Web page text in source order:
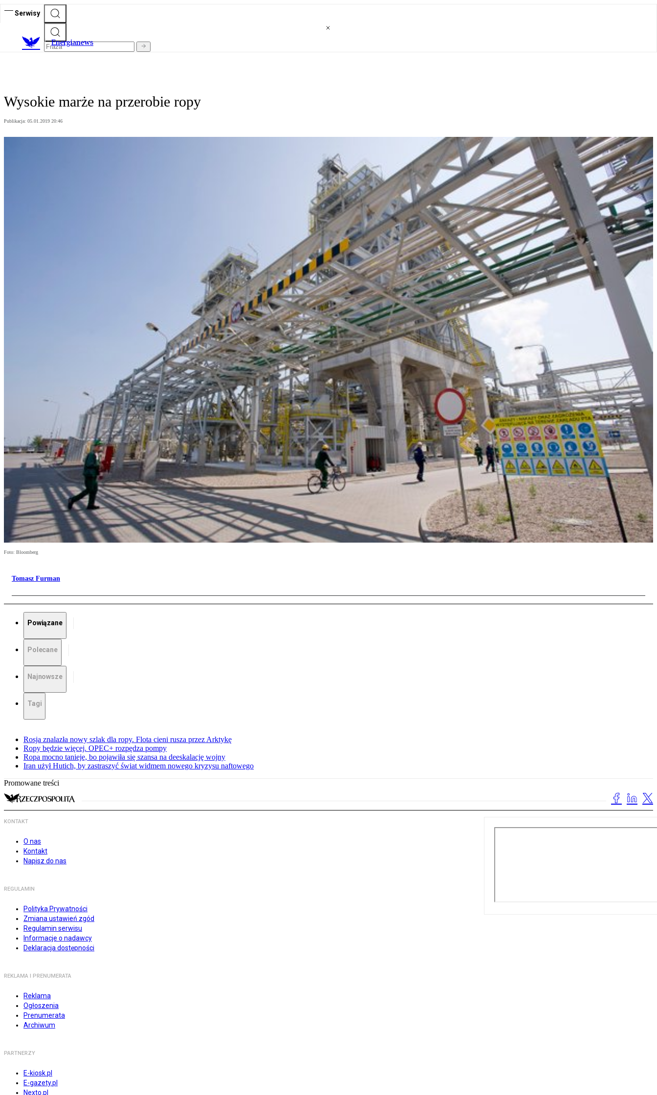
Serwisy
Energianews
Wysokie marże na przerobie ropy
Publikacja: 05.01.2019 20:46
Foto: Bloomberg
Tomasz Furman
Powiązane
Polecane
Najnowsze
Tagi
Rosja znalazła nowy szlak dla ropy. Flota cieni rusza przez Arktykę
Ropy będzie więcej. OPEC+ rozpędza pompy
Ropa mocno tanieje, bo pojawiła się szansa na deeskalację wojny
Iran użył Hutich, by zastraszyć świat widmem nowego kryzysu naftowego
Promowane treści
KONTAKT
O nas
Kontakt
Napisz do nas
REGULAMIN
Polityka Prywatności
Zmiana ustawień zgód
Regulamin serwisu
Informacje o nadawcy
Deklaracja dostępności
REKLAMA I PRENUMERATA
Reklama
Ogłoszenia
Prenumerata
Archiwum
PARTNERZY
E-kiosk.pl
E-gazety.pl
Nexto.pl